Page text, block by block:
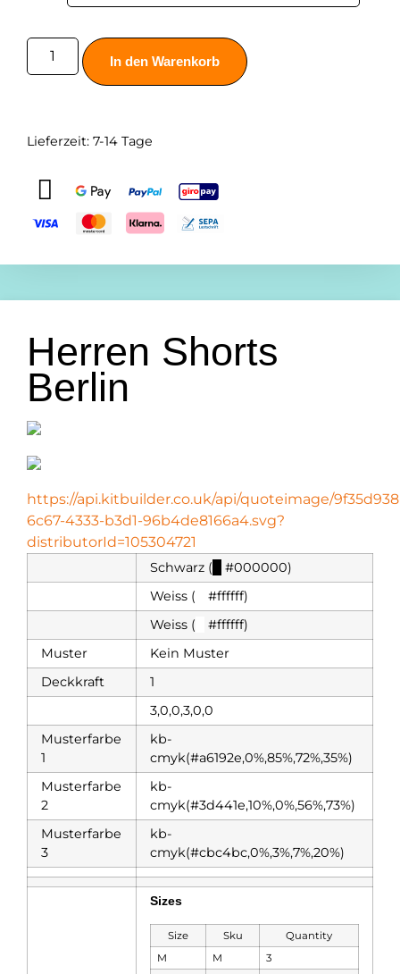
In den Warenkorb
Lieferzeit: 7-14 Tage
Herren Shorts
Berlin
https://api.kitbuilder.co.uk/api/quoteimage/
6c67-4333-b3d1-96b4de8166a4.svg?
distributorId=105304721
Schwarz (
#000000)
Weiss (
#ffffff)
Weiss (
#ffffff)
Muster
Kein Muster
Deckkraft
1
3,0,0,3,0,0
Musterfarbe
1
kb-
cmyk(#a6192e,0%,85%,72%,35%)
Musterfarbe
2
kb-
cmyk(#3d441e,10%,0%,56%,73%)
Musterfarbe
3
kb-
cmyk(#cbc4bc,0%,3%,7%,20%)
Sizes
Size Sku
Quantity
M
M
3